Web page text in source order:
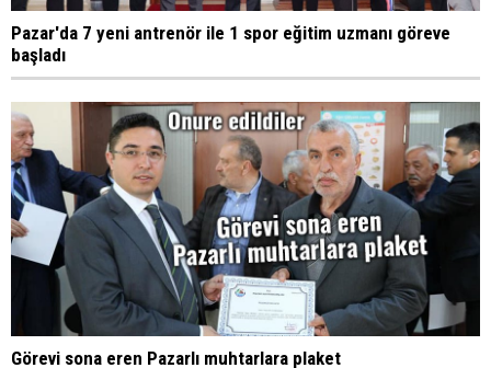
Pazar'da 7 yeni antrenör ile 1 spor eğitim uzmanı göreve
başladı
Görevi sona eren Pazarlı muhtarlara plaket